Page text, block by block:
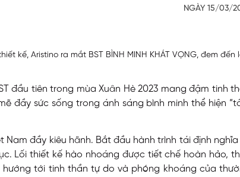
NGÀY 15/03/
kế, Aristino ra mắt BST BÌNH MINH KHÁT VỌNG, đem đến
đầu tiên trong mùa Xuân Hè 2023 mang đậm tinh
đầy sức sống trong ánh sáng bình minh thể hiện
đầy kiêu hãnh. Bắt đầu hành trình tái định nghĩa
Lối thiết kế hào nhoáng được tiết chế hoàn hảo,
tới tinh thần tự do và phóng khoáng của